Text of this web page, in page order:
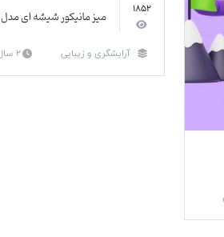
1852 میز مانیکور شیشه ای مدل 610
آرایشگری و زیبایی 2 سال پیش